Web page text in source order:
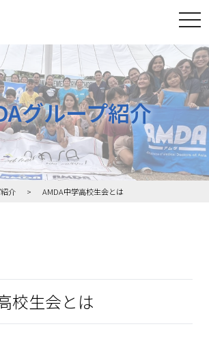
グループ紹介
介 AMDA中学高校生会とは
校生会とは